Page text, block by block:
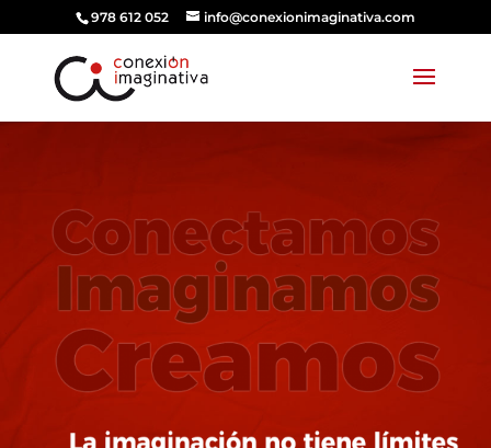
978 612 052 info@conexionimaginativa.com